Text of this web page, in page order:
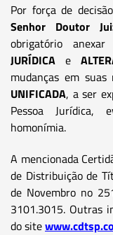
Por força de
Senhor Doutor
obrigatório
JURÍDICA e
mudanças em suas
UNIFICADA, a ser
Pessoa Jurídica,
homonímia.
A mencionada
de Distribuição de
de Novembro no
3101.3015. Outras
do site